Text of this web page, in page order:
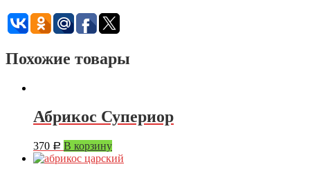
Похожие товары
Абрикос Супериор
370 Р В корзину